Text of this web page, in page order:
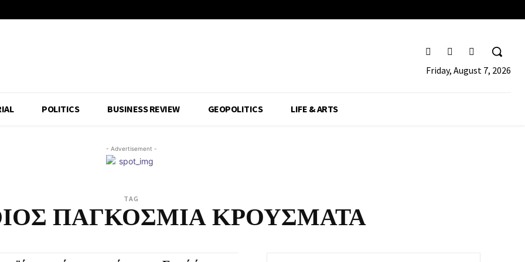
Friday, August 7, 2026
POLITICS BUSINESS REVIEW GEOPOLITICS LIFE & ARTS
- Advertisement -
TAG
ΠΑΓΚΟΣΜΙΑ ΚΡΟΥΣΜΑΤΑ